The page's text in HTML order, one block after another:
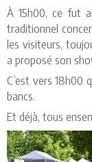
À 15h00, ce fut
traditionnel
les visiteurs,
a proposé son
C’est vers 18h00
bancs.
Et déjà, tous